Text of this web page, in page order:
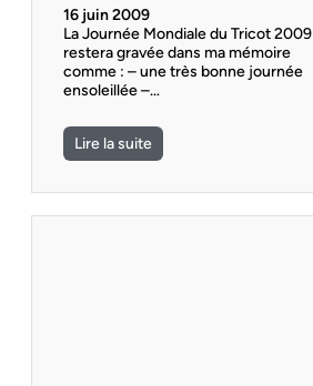
16 juin 2009
La Journée Mondiale du Tricot 2009
restera gravée dans ma mémoire
comme : – une très bonne journée
ensoleillée –…
Lire la suite